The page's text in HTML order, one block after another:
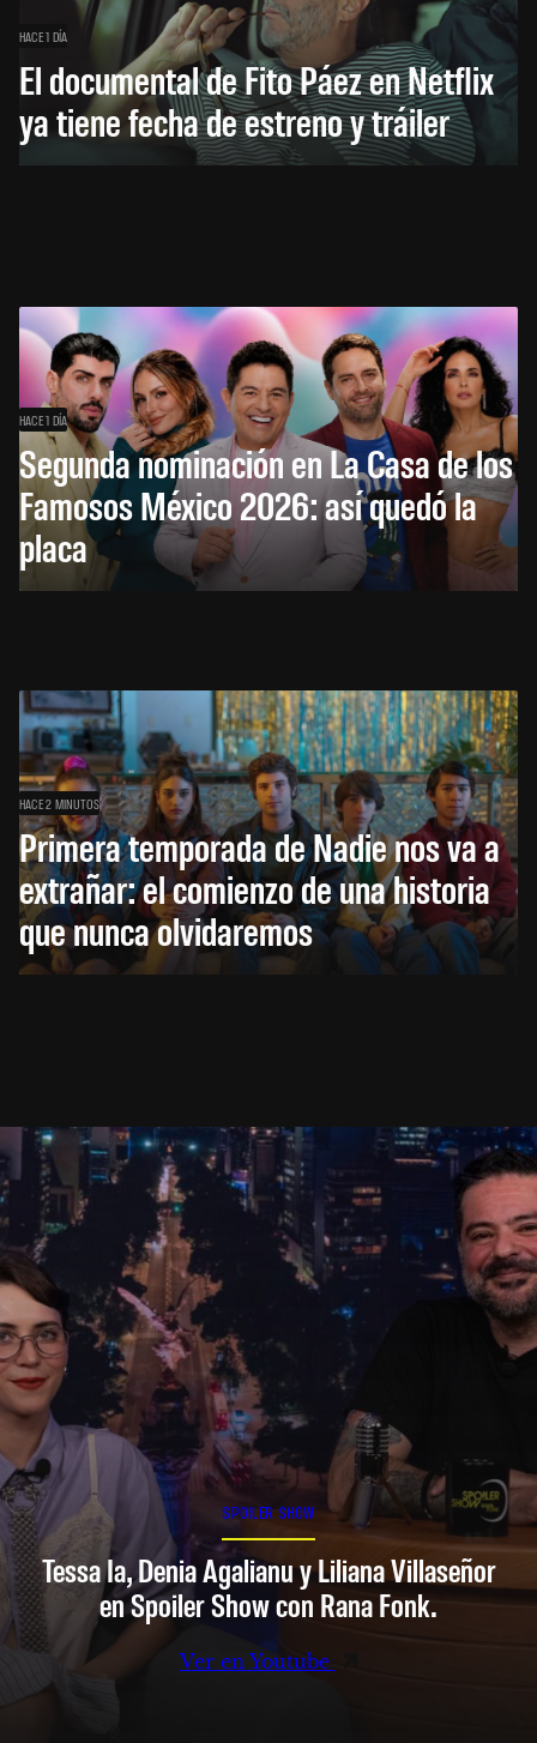
HACE 1 DÍA
El documental de Fito Páez en Netflix
ya tiene fecha de estreno y tráiler
HACE 1 DÍA
Segunda nominación en La Casa de los
Famosos México 2026: así quedó la
placa
HACE 2 MINUTOS
Primera temporada de Nadie nos va a
extrañar: el comienzo de una historia
que nunca olvidaremos
SPOILER SHOW
Tessa Ia, Denia Agalianu y Liliana Villaseñor
en Spoiler Show con Rana Fonk.
Ver en Youtube